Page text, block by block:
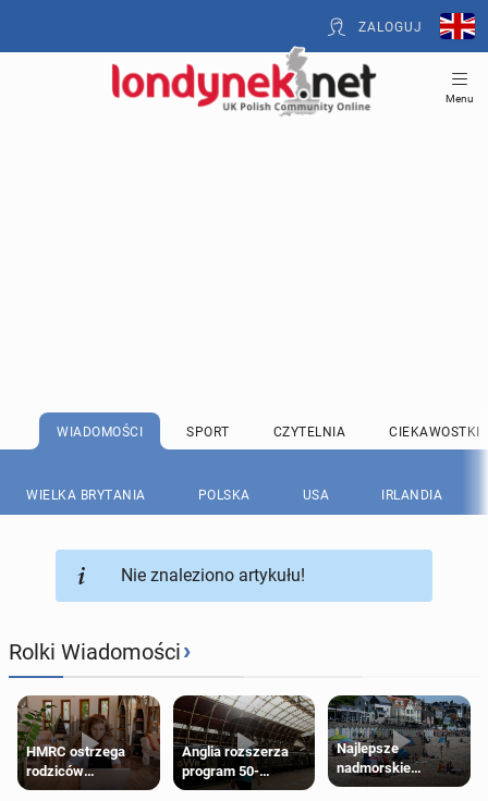
ZALOGUJ
Menu
WIADOMOŚCI SPORT CZYTELNIA CIEKAWOSTKI
WIELKA BRYTANIA POLSKA USA IRLANDIA
Nie znaleziono artykułu!
Rolki Wiadomości›
HMRC ostrzega
rodziców
pobierających Child
Anglia rozszerza
program 50-
procentowych
Najlepsze
nadmorskie
miasteczko blisko